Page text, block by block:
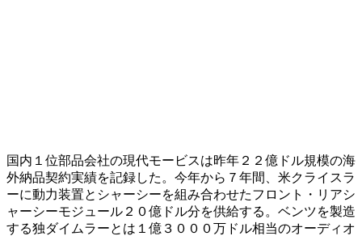
国内１位部品会社の現代モービスは昨年２２億ドル規模の海
外納品契約実績を記録した。今年から７年間、米クライスラ
ーに動力装置とシャーシーを組み合わせたフロント・リアシ
ャーシーモジュール２０億ドル分を供給する。ベンツを製造
する独ダイムラーとは１億３０００万ドル相当のオーディオ